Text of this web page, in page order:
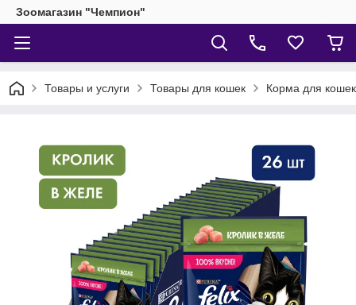
Зоомагазин "Чемпион"
Товары и услуги Товары для кошек Корма для кошек